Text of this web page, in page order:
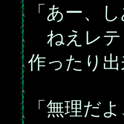
「あー、
ねえレテ
作ったり
「無理だ